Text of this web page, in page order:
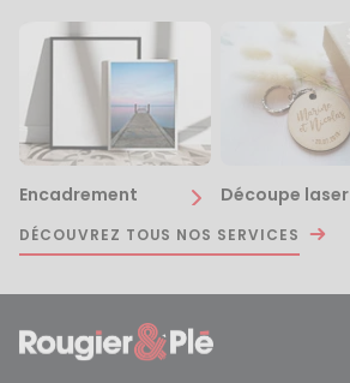
Encadrement Découpe laser
DÉCOUVREZ TOUS NOS SERVICES